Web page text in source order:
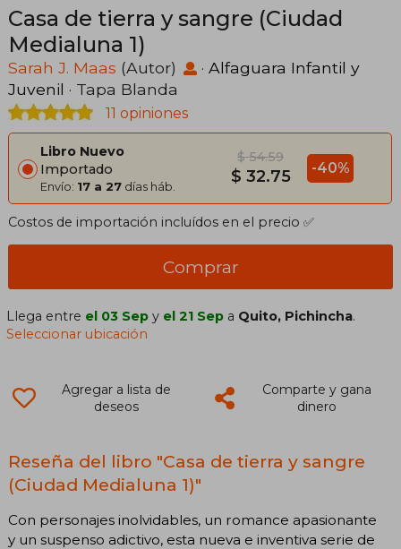
Casa de tierra y sangre (Ciudad
Medialuna 1)
Sarah J. Maas (Autor) · Alfaguara Infantil y
Juvenil · Tapa Blanda
11 opiniones
Libro Nuevo
Importado
Envío: 17 a 27 días háb.
$ 54.59
$ 32.75 -40%
Costos de importación incluídos en el precio ✅
Comprar
Llega entre el 03 Sep y el 21 Sep a Quito, Pichincha.
Seleccionar ubicación
Agregar a lista de
deseos
Comparte y gana
dinero
Reseña del libro "Casa de tierra y sangre
(Ciudad Medialuna 1)"
Con personajes inolvidables, un romance apasionante
y un suspenso adictivo, esta nueva e inventiva serie de